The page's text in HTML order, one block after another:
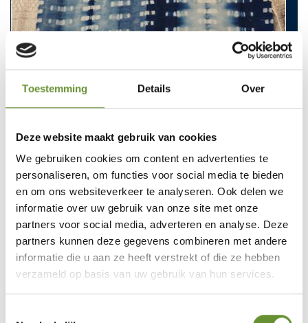
Toestemming Details Over
Deze website maakt gebruik van cookies
We gebruiken cookies om content en advertenties te
personaliseren, om functies voor social media te bieden
en om ons websiteverkeer te analyseren. Ook delen we
informatie over uw gebruik van onze site met onze
partners voor social media, adverteren en analyse. Deze
partners kunnen deze gegevens combineren met andere
informatie die u aan ze heeft verstrekt of die ze hebben
verzameld op basis van uw gebruik van hun services.